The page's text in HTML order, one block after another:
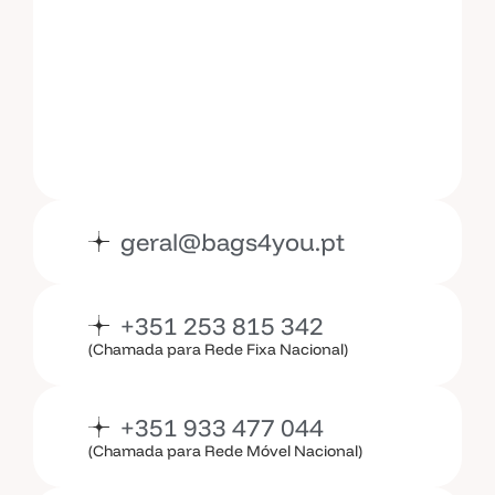
geral@bags4you.pt
+351 253 815 342
(Chamada para Rede Fixa Nacional)
+351 933 477 044
(Chamada para Rede Móvel Nacional)